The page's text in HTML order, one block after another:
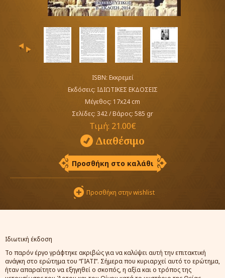
‹ ›
ISBN: Εκκρεμεί
Εκδόσεις: ΙΔΙΩΤΙΚΕΣ ΕΚΔΟΣΕΙΣ
Μέγεθος: 17x24 cm
Σελίδες: 342/Βάρος: 585 gr
Τιμή: 21.00€
Διαθέσιμο
Προσθήκη στο καλάθι
Προσθήκη στην wishlist
Ιδιωτική έκδοση
Το παρόν έργο γράφτηκε ακριβώς για να καλύψει αυτή την επιτακτική
ανάγκη στο ερώτημα του “ΓΙΑΤΙ”. Σήμερα που κυριαρχεί αυτό το ερώτημα,
ήταν απαραίτητο να εξηγηθεί ο σκοπός, η αξία και ο τρόπος της